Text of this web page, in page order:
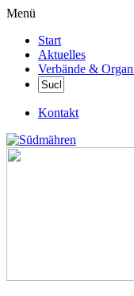
Menü
Start
Aktuelles
Verbände &
Kontakt